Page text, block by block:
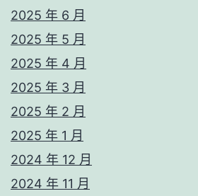
2025 年 6 月
2025 年 5 月
2025 年 4 月
2025 年 3 月
2025 年 2 月
2025 年 1 月
2024 年 12 月
2024 年 11 月